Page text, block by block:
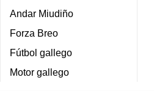
Andar Miudiño
Forza Breo
Fútbol gallego
Motor gallego